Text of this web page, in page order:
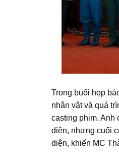
Trong buổi họp
nhân vật và quá
casting phim. Anh
diện, nhưng cuối
diện, khiến MC